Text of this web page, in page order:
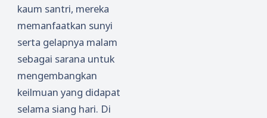
kaum santri, mereka
memanfaatkan sunyi
serta gelapnya malam
sebagai sarana untuk
mengembangkan
keilmuan yang didapat
selama siang hari. Di